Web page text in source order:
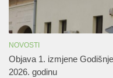
NOVOSTI
Objava 1. izmjene
2026. godinu